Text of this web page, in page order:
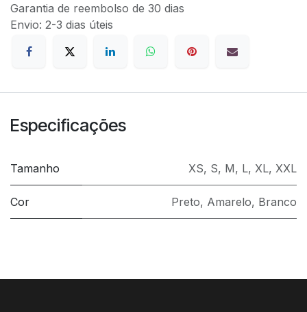
Garantia de reembolso de 30 dias
Envio: 2-3 dias úteis
Especificações
Tamanho XS, S, M, L, XL, XXL
Cor Preto, Amarelo, Branco